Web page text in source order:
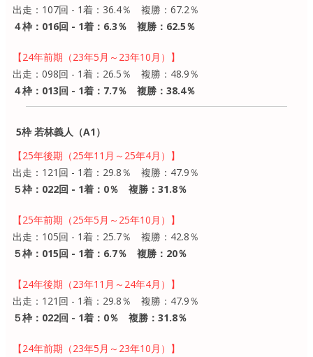
出走：107回 - 1着：36.4％ 複勝：67.2％
４枠：016回 - 1着：6.3％ 複勝：62.5％
【24年前期（23年5月～23年10月）】
出走：098回 - 1着：26.5％ 複勝：48.9％
４枠：013回 - 1着：7.7％ 複勝：38.4％
5枠 若林義人（A1）
【25年後期（25年11月～25年4月）】
出走：121回 - 1着：29.8％ 複勝：47.9％
５枠：022回 - 1着：0％ 複勝：31.8％
【25年前期（25年5月～25年10月）】
出走：105回 - 1着：25.7％ 複勝：42.8％
５枠：015回 - 1着：6.7％ 複勝：20％
【24年後期（23年11月～24年4月）】
出走：121回 - 1着：29.8％ 複勝：47.9％
５枠：022回 - 1着：0％ 複勝：31.8％
【24年前期（23年5月～23年10月）】